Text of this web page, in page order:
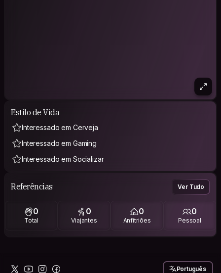
Estilo de Vida
Interessado em Cerveja
Interessado em Gaming
Interessado em Socializar
Referências Ver Tudo
0
Total
0
Viajantes
0
Anfitriões
0
Pessoal
Português